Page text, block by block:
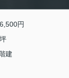
円
建